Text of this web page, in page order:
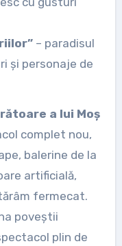
– paradisul
și personaje de
a lui Moș
complet nou,
balerine de la
artificială,
fermecat.
poveștii
plin de